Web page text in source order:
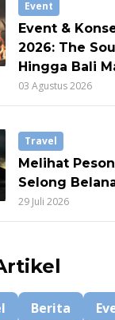
Event
Event &
2026: The
Hingga Bali
03 Agustus 2026
Travel
Melihat
Selong
29 Juli 2026
Berita